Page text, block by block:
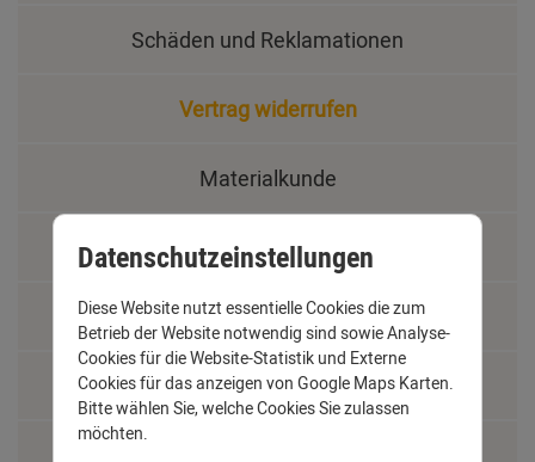
Schäden und Reklamationen
Vertrag widerrufen
Materialkunde
Fachbegriffe
Jobs
Montage und Installationshilfen
Datenschutzeinstellungen
Diese Website nutzt essentielle Cookies die zum
Betrieb der Website notwendig sind sowie Analyse-
Cookies für die Website-Statistik und Externe
Cookies für das anzeigen von Google Maps Karten.
Bitte wählen Sie, welche Cookies Sie zulassen
möchten.